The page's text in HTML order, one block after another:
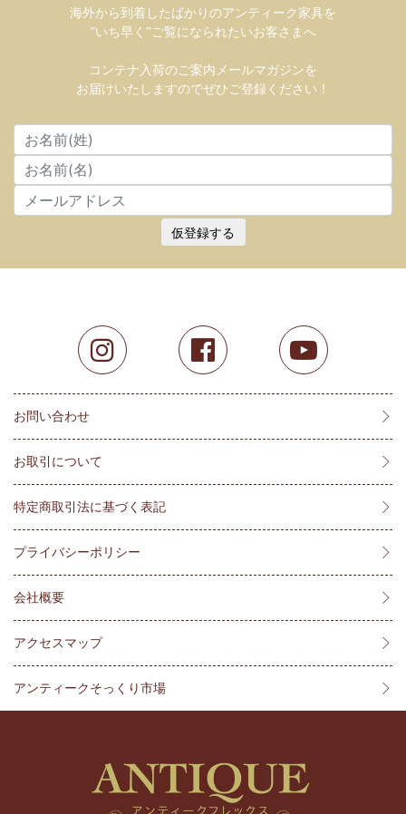
海外から到着したばかりのアンティーク家具を
”いち早く”ご覧になられたいお客さまへ
コンテナ入荷のご案内メールマガジンを
お届けいたしますのでぜひご登録ください！
仮登録する
お問い合わせ
お取引について
特定商取引法に基づく表記
プライバシーポリシー
会社概要
アクセスマップ
アンティークそっくり市場